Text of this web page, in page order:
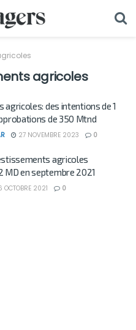
agricoles
des intentions de 1
de 350 Mtnd
27 NOVEMBRE 2023 0
agricoles
MD en septembre 2021
OCTOBRE 2021 0